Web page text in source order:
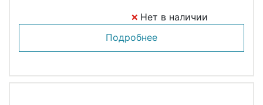
Нет в наличии
Подробнее